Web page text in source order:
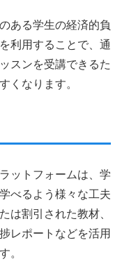
ある学生の経済的負
利用することで、通
スンを受講できるた
くなります。
ットフォームは、学
べるよう様々な工夫
は割引された教材、
レポートなどを活用
。